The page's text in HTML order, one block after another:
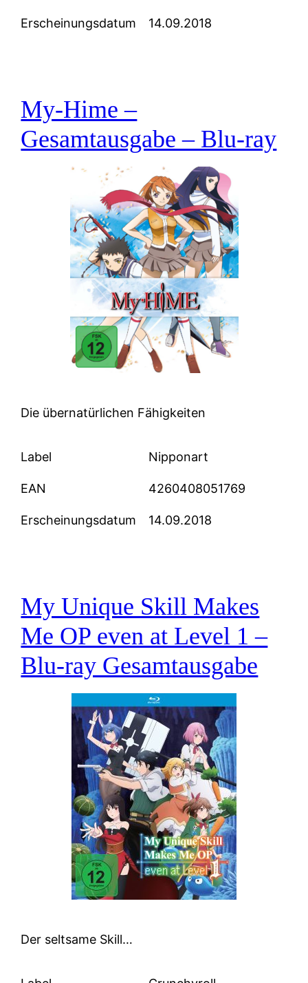
Erscheinungsdatum 14.09.2018
My-Hime –
Gesamtausgabe – Blu-ray
Die übernatürlichen Fähigkeiten
Label Nipponart
EAN 4260408051769
Erscheinungsdatum 14.09.2018
My Unique Skill Makes
Me OP even at Level 1 –
Blu-ray Gesamtausgabe
Der seltsame Skill…